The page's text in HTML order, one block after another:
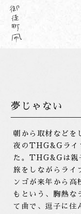
夢じゃない
朝から取材などを
夜のTHG&Gライ
た。THG&Gは親
旅をしながらライ
ンゴが来年から高
もという、胸熱な
て曲で、逗子に住